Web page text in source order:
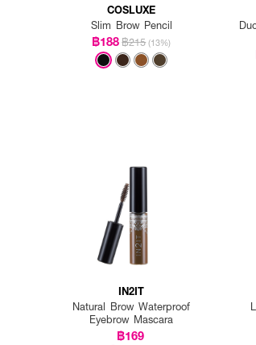
COSLUXE
Slim Brow Pencil
฿188฿215 (13%)
IN2IT
Natural Brow Waterproof
Eyebrow Mascara
฿169